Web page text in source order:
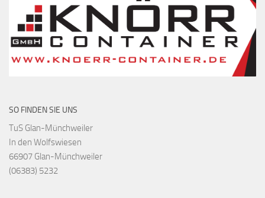
SO FINDEN SIE UNS
TuS Glan-Münchweiler
In den Wolfswiesen
66907 Glan-Münchweiler
(06383) 5232